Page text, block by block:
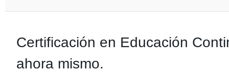
Certificación en Educación
ahora mismo.